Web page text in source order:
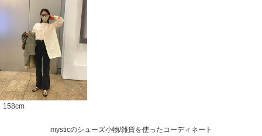
158cm
mysticのシューズ小物/雑貨を使ったコーディネート